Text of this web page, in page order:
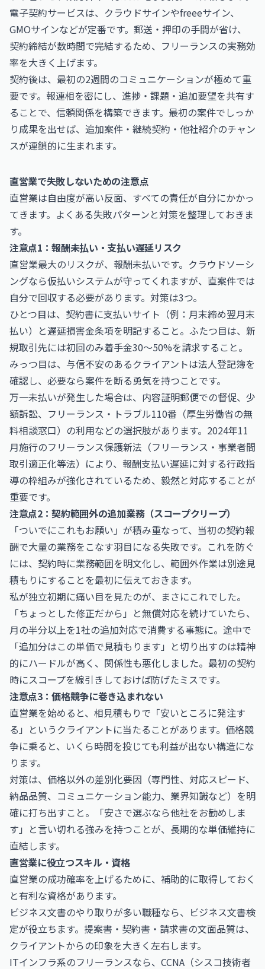
電子契約サービスは、クラウドサインやfreeeサイン、
GMOサインなどが定番です。郵送・押印の手間が省け、
契約締結が数時間で完結するため、フリーランスの実務効
率を大きく上げます。
契約後は、最初の2週間のコミュニケーションが極めて重
要です。報連相を密にし、進捗・課題・追加要望を共有す
ることで、信頼関係を構築できます。最初の案件でしっか
り成果を出せば、追加案件・継続契約・他社紹介のチャン
スが連鎖的に生まれます。
直営業で失敗しないための注意点
直営業は自由度が高い反面、すべての責任が自分にかかっ
てきます。よくある失敗パターンと対策を整理しておきま
す。
注意点1：報酬未払い・支払い遅延リスク
直営業最大のリスクが、報酬未払いです。クラウドソーシ
ングなら仮払いシステムが守ってくれますが、直案件では
自分で回収する必要があります。対策は3つ。
ひとつ目は、契約書に支払いサイト（例：月末締め翌月末
払い）と遅延損害金条項を明記すること。ふたつ目は、新
規取引先には初回のみ着手金30〜50%を請求すること。
みっつ目は、与信不安のあるクライアントは法人登記簿を
確認し、必要なら案件を断る勇気を持つことです。
万一未払いが発生した場合は、内容証明郵便での督促、少
額訴訟、フリーランス・トラブル110番（厚生労働省の無
料相談窓口）の利用などの選択肢があります。2024年11
月施行のフリーランス保護新法（フリーランス・事業者間
取引適正化等法）により、報酬支払い遅延に対する行政指
導の枠組みが強化されているため、毅然と対応することが
重要です。
注意点2：契約範囲外の追加業務（スコープクリープ）
「ついでにこれもお願い」が積み重なって、当初の契約報
酬で大量の業務をこなす羽目になる失敗です。これを防ぐ
には、契約時に業務範囲を明文化し、範囲外作業は別途見
積もりにすることを最初に伝えておきます。
私が独立初期に痛い目を見たのが、まさにこれでした。
「ちょっとした修正だから」と無償対応を続けていたら、
月の半分以上を1社の追加対応で消費する事態に。途中で
「追加分はこの単価で見積もります」と切り出すのは精神
的にハードルが高く、関係性も悪化しました。最初の契約
時にスコープを線引きしておけば防げたミスです。
注意点3：価格競争に巻き込まれない
直営業を始めると、相見積もりで「安いところに発注す
る」というクライアントに当たることがあります。価格競
争に乗ると、いくら時間を投じても利益が出ない構造にな
ります。
対策は、価格以外の差別化要因（専門性、対応スピード、
納品品質、コミュニケーション能力、業界知識など）を明
確に打ち出すこと。「安さで選ぶなら他社をお勧めしま
す」と言い切れる強みを持つことが、長期的な単価維持に
直結します。
直営業に役立つスキル・資格
直営業の成功確率を上げるために、補助的に取得しておく
と有利な資格があります。
ビジネス文書のやり取りが多い職種なら、 ビジネス文書検
定が役立ちます。提案書・契約書・請求書の文面品質は、
クライアントからの印象を大きく左右します。
ITインフラ系のフリーランスなら、 CCNA（シスコ技術者